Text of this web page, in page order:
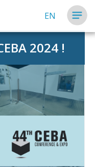
EN
2024 !